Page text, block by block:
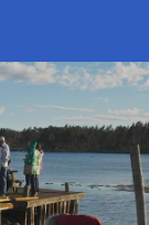
/ RTTL/